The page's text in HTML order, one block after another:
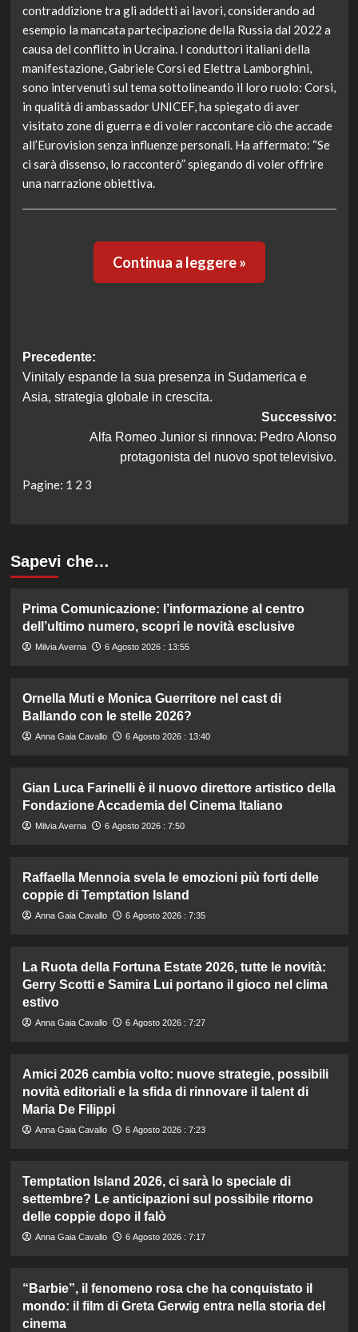
contraddizione tra gli addetti ai lavori, considerando ad
esempio la mancata partecipazione della Russia dal 2022 a
causa del conflitto in Ucraina. I conduttori italiani della
manifestazione, Gabriele Corsi ed Elettra Lamborghini,
sono intervenuti sul tema sottolineando il loro ruolo: Corsi,
in qualità di ambassador UNICEF, ha spiegato di aver
visitato zone di guerra e di voler raccontare ciò che accade
all’Eurovision senza influenze personali. Ha affermato: “Se
ci sarà dissenso, lo racconterò” spiegando di voler offrire
una narrazione obiettiva.
Continua a leggere »
Navigazione
articolo
Precedente:
Vinitaly espande la sua presenza in Sudamerica e
Asia, strategia globale in crescita.
Successivo:
Alfa Romeo Junior si rinnova: Pedro Alonso
protagonista del nuovo spot televisivo.
Pagine: 1 2 3
Sapevi che…
Prima Comunicazione: l’informazione al centro
dell’ultimo numero, scopri le novità esclusive
Milvia Averna 6 Agosto 2026 : 13:55
Ornella Muti e Monica Guerritore nel cast di
Ballando con le stelle 2026?
Anna Gaia Cavallo 6 Agosto 2026 : 13:40
Gian Luca Farinelli è il nuovo direttore artistico della
Fondazione Accademia del Cinema Italiano
Milvia Averna 6 Agosto 2026 : 7:50
Raffaella Mennoia svela le emozioni più forti delle
coppie di Temptation Island
Anna Gaia Cavallo 6 Agosto 2026 : 7:35
La Ruota della Fortuna Estate 2026, tutte le novità:
Gerry Scotti e Samira Lui portano il gioco nel clima
estivo
Anna Gaia Cavallo 6 Agosto 2026 : 7:27
Amici 2026 cambia volto: nuove strategie, possibili
novità editoriali e la sfida di rinnovare il talent di
Maria De Filippi
Anna Gaia Cavallo 6 Agosto 2026 : 7:23
Temptation Island 2026, ci sarà lo speciale di
settembre? Le anticipazioni sul possibile ritorno
delle coppie dopo il falò
Anna Gaia Cavallo 6 Agosto 2026 : 7:17
“Barbie”, il fenomeno rosa che ha conquistato il
mondo: il film di Greta Gerwig entra nella storia del
cinema